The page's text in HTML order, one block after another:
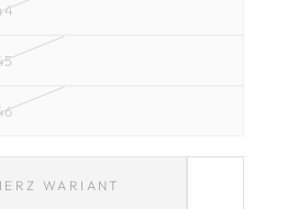
WARIANT